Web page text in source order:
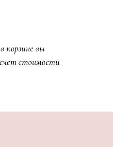
корзине вы
стоимости